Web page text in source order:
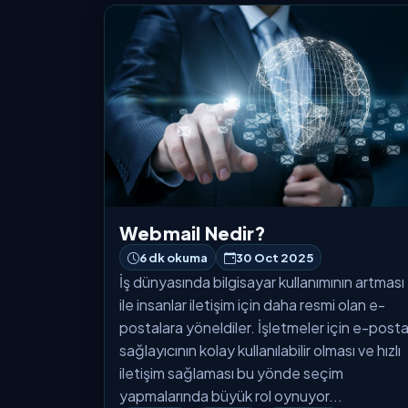
Webmail Nedir?
6 dk okuma 30 Oct 2025
İş dünyasında bilgisayar kullanımının artması
ile insanlar iletişim için daha resmi olan e-
postalara yöneldiler. İşletmeler için e-posta
sağlayıcının kolay kullanılabilir olması ve hızlı
iletişim sağlaması bu yönde seçim
yapmalarında büyük rol oynuyor...